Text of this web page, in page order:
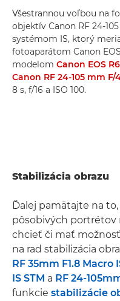
Všestrannou voľbou na
objektív Canon RF 24-
systémom IS, ktorý
fotoaparátom Canon
modelom Canon EOS
Canon RF 24-105 mm F/
8 s, f/16 a ISO 100.
Stabilizácia obrazu
Ďalej pamätajte na
pôsobivých portrétov
chcieť či mať
na rad stabilizácia
RF 35mm F1.8 Macro
IS STM a RF 24-
funkcie stabilizácie